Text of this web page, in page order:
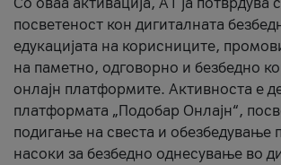
посветеност кон дигиталната
едукацијата на корисниците,
на паметно, одговорно и безбедно
онлајн платформите. Активноста е
платформата „Подобар Онлајн“,
подигање на свеста и обезбедување
насоки за безбедно однесување во